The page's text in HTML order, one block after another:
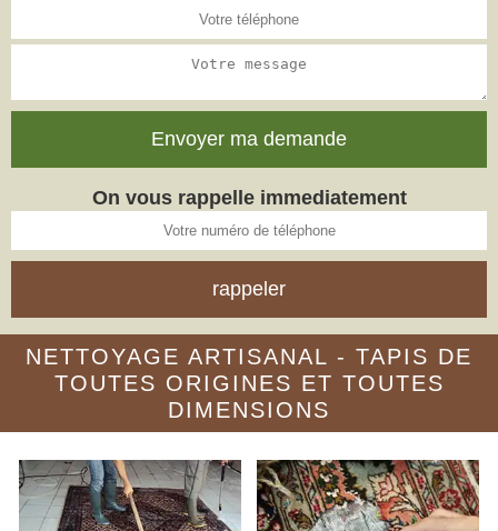
On vous rappelle immediatement
NETTOYAGE ARTISANAL - TAPIS DE
TOUTES ORIGINES ET TOUTES
DIMENSIONS